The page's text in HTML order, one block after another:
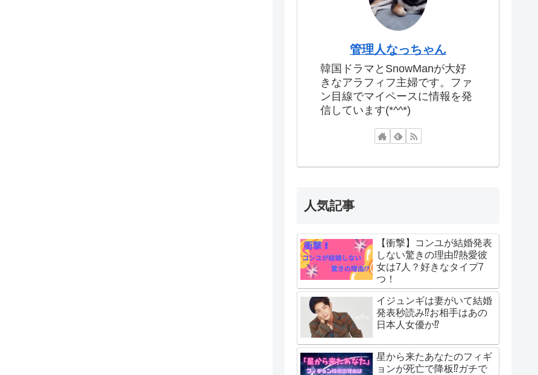
管理人なっちゃん
韓国ドラマとSnowManが大好
きなアラフィフ主婦です。ファ
ン目線でマイペースに情報を発
信しています(*^^*)
人気記事
【衝撃】コンユが結婚発表
しない驚きの理由⁉熱愛彼
女は7人？好きなタイプ7
つ！
イジュンギは妻がいて結婚
発表秒読み⁉お相手はあの
日本人女優か⁉
星から来たあなたのフィギ
ョンが死亡で降板⁉ガチで